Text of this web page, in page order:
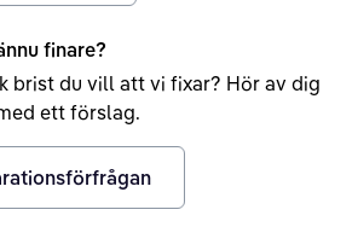
finare?
brist du vill att vi fixar? Hör av dig
ett förslag.